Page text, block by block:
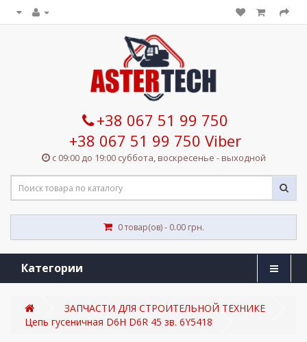
+38 067 51 99 750
+38 067 51 99 750 Viber
с 09:00 до 19:00 суббота, воскресенье - выходной
0 товар(ов) - 0.00 грн.
Категории
ЗАПЧАСТИ ДЛЯ СТРОИТЕЛЬНОЙ ТЕХНИКЕ
Цепь гусеничная D6H D6R 45 зв. 6Y5418